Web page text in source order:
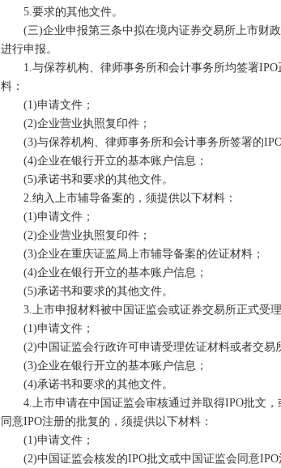
5.要求的其他文件。
(三)企业申报第三条中拟在境内证券交易所上市财政
进行申报。
1.与保荐机构、律师事务所和会计事务所均签署IPO
料：
(1)申请文件；
(2)企业营业执照复印件；
(3)与保荐机构、律师事务所和会计事务所签署的IPO
(4)企业在银行开立的基本账户信息；
(5)承诺书和要求的其他文件。
2.纳入上市辅导备案的，须提供以下材料：
(1)申请文件；
(2)企业营业执照复印件；
(3)企业在重庆证监局上市辅导备案的佐证材料；
(4)企业在银行开立的基本账户信息；
(5)承诺书和要求的其他文件。
3.上市申报材料被中国证监会或证券交易所正式受理
(1)申请文件；
(2)中国证监会行政许可申请受理佐证材料或者交易
(3)企业在银行开立的基本账户信息；
(4)承诺书和要求的其他文件。
4.上市申请在中国证监会审核通过并取得IPO批文，
同意IPO注册的批复的，须提供以下材料：
(1)申请文件；
(2)中国证监会核发的IPO批文或中国证监会同意IPO